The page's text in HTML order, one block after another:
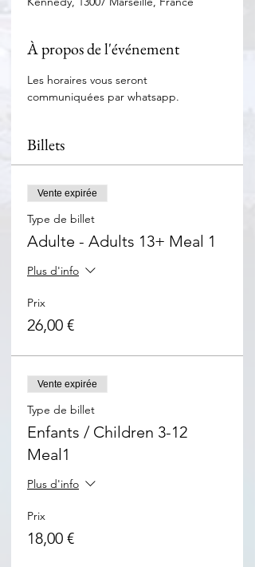
À propos de l'événement
Les horaires vous seront
communiquées par whatsapp.
Billets
Vente expirée
Type de billet
Adulte - Adults 13+ Meal 1
Plus d'info
Prix
26,00 €
Vente expirée
Type de billet
Enfants / Children 3-12
Meal1
Plus d'info
Prix
18,00 €